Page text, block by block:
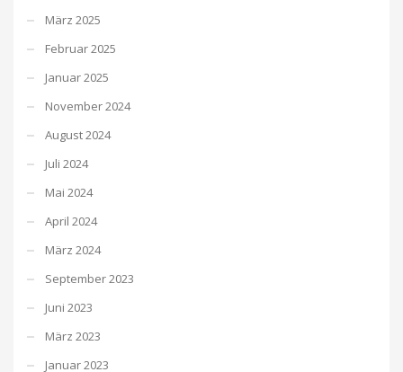
März 2025
Februar 2025
Januar 2025
November 2024
August 2024
Juli 2024
Mai 2024
April 2024
März 2024
September 2023
Juni 2023
März 2023
Januar 2023